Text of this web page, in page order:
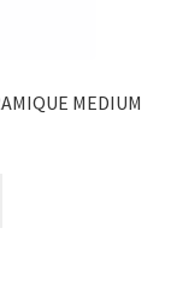
MEDIUM